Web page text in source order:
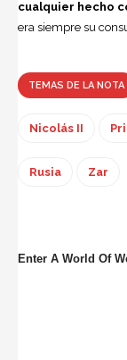
cualquier hecho
era siempre su
TEMAS DE LA NOTA
Nicolás II
Rusia Zar